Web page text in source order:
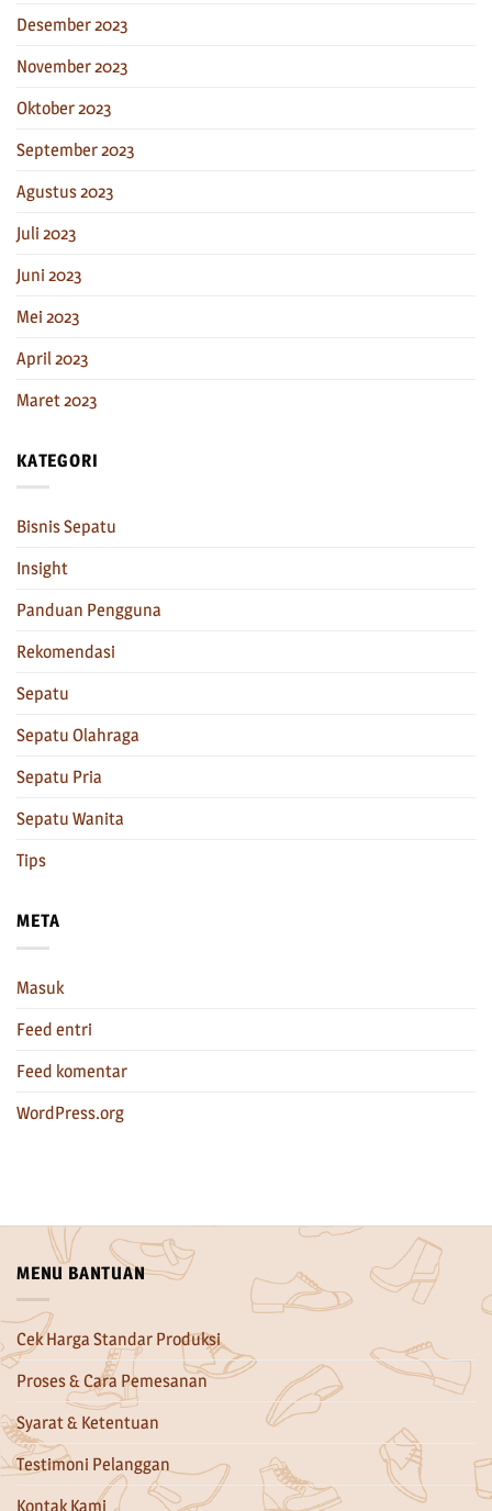
Desember 2023
November 2023
Oktober 2023
September 2023
Agustus 2023
Juli 2023
Juni 2023
Mei 2023
April 2023
Maret 2023
KATEGORI
Bisnis Sepatu
Insight
Panduan Pengguna
Rekomendasi
Sepatu
Sepatu Olahraga
Sepatu Pria
Sepatu Wanita
Tips
META
Masuk
Feed entri
Feed komentar
WordPress.org
MENU BANTUAN
Cek Harga Standar Produksi
Proses & Cara Pemesanan
Syarat & Ketentuan
Testimoni Pelanggan
Kontak Kami